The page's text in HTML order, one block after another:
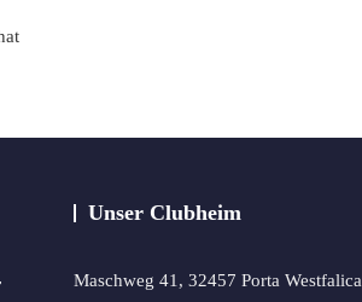
Unser Clubheim
Maschweg 41, 32457 Porta Westfalica